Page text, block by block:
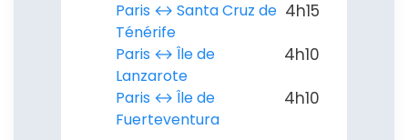
Paris ↔︎ Santa Cruz de
Ténérife
4h15
Paris ↔︎ Île de
Lanzarote
4h10
Paris ↔︎ Île de
Fuerteventura
4h10